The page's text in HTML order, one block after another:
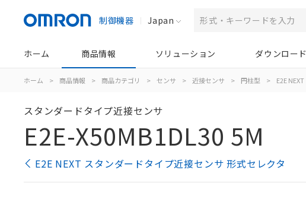
制御機器 Japan
ホーム 商品情報 ソリューション ダウンロード
ホーム > 商品情報 > 商品カテゴリ > センサ > 近接センサ > 円柱型 > E2E NEXT
スタンダードタイプ近接センサ
E2E-X50MB1DL30 5M
E2E NEXT スタンダードタイプ近接センサ 形式セレクタ